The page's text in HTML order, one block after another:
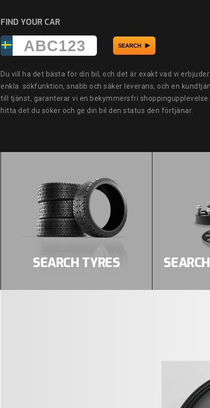
FIND YOUR CAR
SEARCH
Du vill ha det bästa för din bil, och det är exakt vad vi
enkla sökfunktion, snabb och säker leverans, och en
till tjänst, garanterar vi en bekymmersfri
hitta det du söker och ge din bil den status den förtjänar.
SEARCH TYRES